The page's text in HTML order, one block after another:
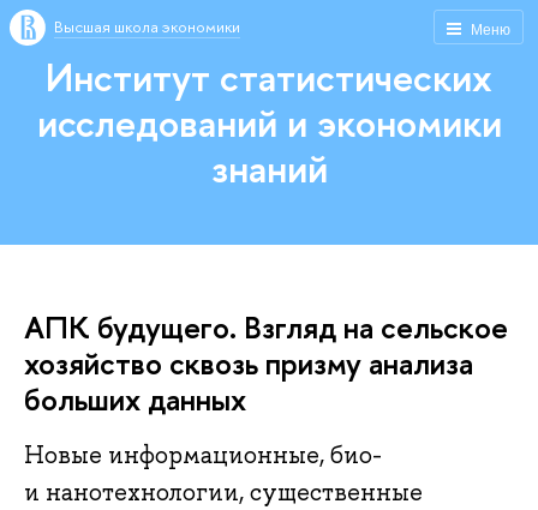
Меню
Высшая школа экономики
Институт статистических
исследований и экономики
знаний
АПК будущего. Взгляд на сельское
хозяйство сквозь призму анализа
больших данных
Новые информационные, био-
и нанотехнологии, существенные